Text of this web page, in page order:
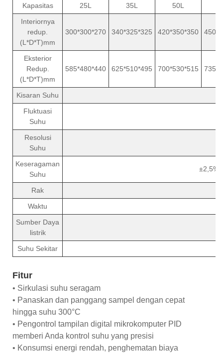
Kapasitas
25L 35L 50L
Interiornya
redup.
(L*D*T)mm
300*300*270 340*325*325 420*350*350
Eksterior
Redup.
(L*D*T)mm
585*480*440 625*510*495 700*530*515
Kisaran Suhu
Fluktuasi
Suhu
Resolusi
Suhu
Keseragaman
Suhu
±2,5%
Rak
Waktu
Sumber Daya
listrik
Suhu Sekitar
Fitur
• Sirkulasi suhu seragam
• Panaskan dan panggang sampel dengan cepat
hingga suhu 300°C
• Pengontrol tampilan digital mikrokomputer PID
memberi Anda kontrol suhu yang presisi
• Konsumsi energi rendah, penghematan biaya